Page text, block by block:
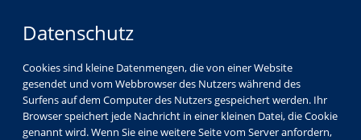
Datenschutz
Cookies sind kleine Datenmengen, die von einer Website
gesendet und vom Webbrowser des Nutzers während des
Surfens auf dem Computer des Nutzers gespeichert werden. Ihr
Browser speichert jede Nachricht in einer kleinen Datei, die Cookie
genannt wird. Wenn Sie eine weitere Seite vom Server anfordern,